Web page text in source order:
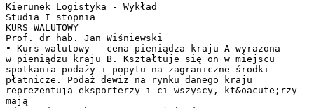
Kierunek Logistyka - Wykład
Studia I stopnia
KURS WALUTOWY
Prof. dr hab. Jan Wiśniewski
• Kurs walutowy – cena pieniądza kraju A wyrażona
w pieniądzu kraju B. Kształtuje się on w miejscu
spotkania podaży i popytu na zagraniczne środki
płatnicze. Podaż dewiz na rynku danego kraju
reprezentują eksporterzy i ci wszyscy, kt&oacute;rzy
mają